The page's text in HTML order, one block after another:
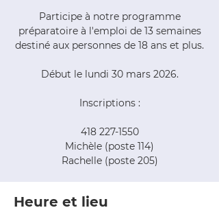
Participe à notre programme
préparatoire à l'emploi de 13 semaines
destiné aux personnes de 18 ans et plus.
Début le lundi 30 mars 2026.
Inscriptions :
418 227-1550
Michèle (poste 114)
Rachelle (poste 205)
Heure et lieu